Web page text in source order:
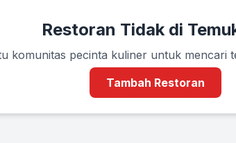
Restoran Tidak di
komunitas pecinta kuliner untuk mencari
Tambah Restoran